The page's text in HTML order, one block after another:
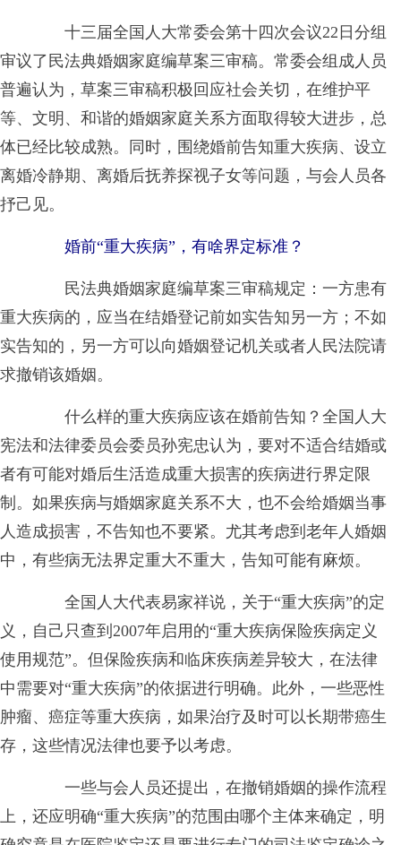
十三届全国人大常委会第十四次会议22日分组
审议了民法典婚姻家庭编草案三审稿。常委会组成人员
普遍认为，草案三审稿积极回应社会关切，在维护平
等、文明、和谐的婚姻家庭关系方面取得较大进步，总
体已经比较成熟。同时，围绕婚前告知重大疾病、设立
离婚冷静期、离婚后抚养探视子女等问题，与会人员各
抒己见。
婚前“重大疾病”，有啥界定标准？
民法典婚姻家庭编草案三审稿规定：一方患有
重大疾病的，应当在结婚登记前如实告知另一方；不如
实告知的，另一方可以向婚姻登记机关或者人民法院请
求撤销该婚姻。
什么样的重大疾病应该在婚前告知？全国人大
宪法和法律委员会委员孙宪忠认为，要对不适合结婚或
者有可能对婚后生活造成重大损害的疾病进行界定限
制。如果疾病与婚姻家庭关系不大，也不会给婚姻当事
人造成损害，不告知也不要紧。尤其考虑到老年人婚姻
中，有些病无法界定重大不重大，告知可能有麻烦。
全国人大代表易家祥说，关于“重大疾病”的定
义，自己只查到2007年启用的“重大疾病保险疾病定义
使用规范”。但保险疾病和临床疾病差异较大，在法律
中需要对“重大疾病”的依据进行明确。此外，一些恶性
肿瘤、癌症等重大疾病，如果治疗及时可以长期带癌生
存，这些情况法律也要予以考虑。
一些与会人员还提出，在撤销婚姻的操作流程
上，还应明确“重大疾病”的范围由哪个主体来确定，明